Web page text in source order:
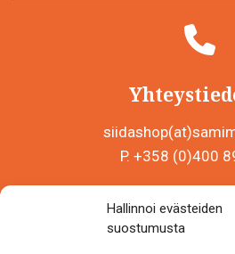
Hallinnoi evästeiden
suostumusta
P. +358 (0)400
Y-tunnus